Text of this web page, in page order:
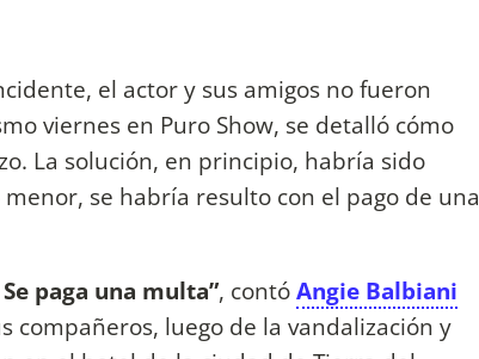
el actor y sus amigos no fueron
viernes en Puro Show, se detalló cómo
La solución, en principio, habría sido
se habría resulto con el pago de una
paga una multa”, contóAngie Balbiani
compañeros, luego de la vandalización y